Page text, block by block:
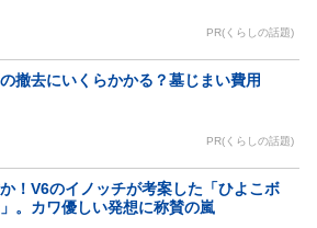
PR(くらしの話題)
撤去にいくらかかる？墓じまい費用
PR(くらしの話題)
！V6のイノッチが考案した「ひよこボ
。カワ優しい発想に称賛の嵐